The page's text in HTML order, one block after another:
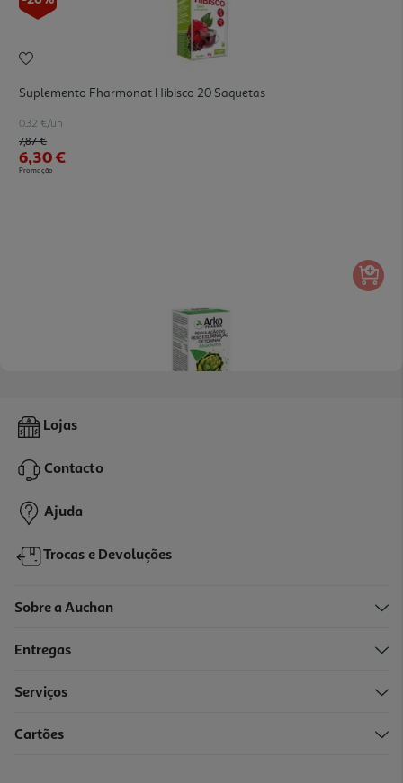
Suplemento Fharmonat Hibisco 20 Saquetas
0.32 €/un
Price reduced from
7,87 €to
6,30 €
Promoção
Suplemento Arkopharma Alcachofra Bio 40un
15,69 €
Lojas
Contacto
Ajuda
Trocas e Devoluções
Sobre a Auchan
Entregas
Serviços
Cartões